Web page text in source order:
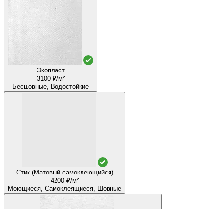
Экопласт
3100 ₽/м²
Бесшовные, Водостойкие
Стик (Матовый самоклеющийся)
4200 ₽/м²
Моющиеся, Самоклеящиеся, Шовные